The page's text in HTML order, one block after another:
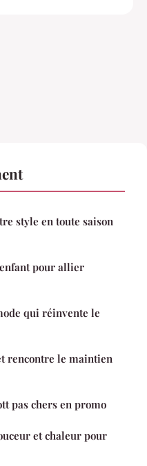
style en toute saison
pour allier
qui réinvente le
rencontre le maintien
pas chers en promo
et chaleur pour